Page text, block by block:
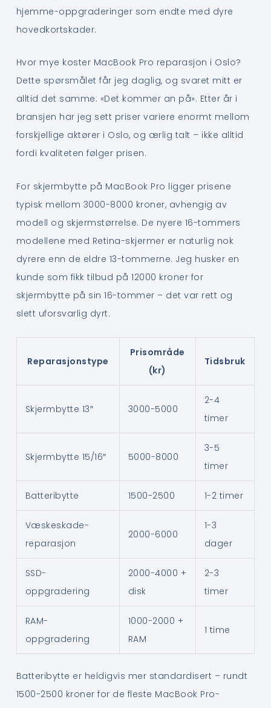
hjemme-oppgraderinger som endte med dyre
hovedkortskader.
Hvor mye koster MacBook Pro reparasjon i Oslo?
Dette spørsmålet får jeg daglig, og svaret mitt er
alltid det samme: «Det kommer an på». Etter år i
bransjen har jeg sett priser variere enormt mellom
forskjellige aktører i Oslo, og ærlig talt – ikke alltid
fordi kvaliteten følger prisen.
For skjermbytte på MacBook Pro ligger prisene
typisk mellom 3000-8000 kroner, avhengig av
modell og skjermstørrelse. De nyere 16-tommers
modellene med Retina-skjermer er naturlig nok
dyrere enn de eldre 13-tommerne. Jeg husker en
kunde som fikk tilbud på 12000 kroner for
skjermbytte på sin 16-tommer – det var rett og
slett uforsvarlig dyrt.
Reparasjonstype
Prisområde
(kr)
Tidsbruk
Skjermbytte 13″ 3000-5000
2-4
timer
Skjermbytte 15/16″ 5000-8000
3-5
timer
Batteribytte 1500-2500 1-2 timer
Væskeskade-
reparasjon
2000-6000
1-3
dager
SSD-
oppgradering
2000-4000 +
disk
2-3
timer
RAM-
oppgradering
1000-2000 +
RAM
1 time
Batteribytte er heldigvis mer standardisert – rundt
1500-2500 kroner for de fleste MacBook Pro-